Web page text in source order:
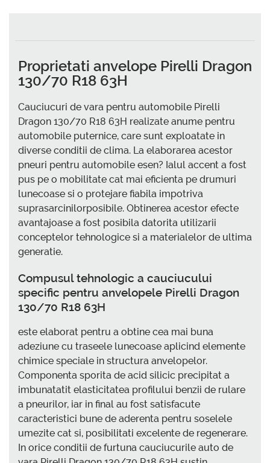
Proprietati anvelope Pirelli Dragon
130/70 R18 63H
Cauciucuri de vara pentru automobile Pirelli
Dragon 130/70 R18 63H realizate anume pentru
automobile puternice, care sunt exploatate in
diverse conditii de clima. La elaborarea acestor
pneuri pentru automobile esen? Ialul accent a fost
pus pe o mobilitate cat mai eficienta pe drumuri
lunecoase si o protejare fiabila impotriva
suprasarcinilorposibile. Obtinerea acestor efecte
avantajoase a fost posibila datorita utilizarii
conceptelor tehnologice si a materialelor de ultima
generatie.
Compusul tehnologic a cauciucului
specific pentru anvelopele Pirelli Dragon
130/70 R18 63H
este elaborat pentru a obtine cea mai buna
adeziune cu traseele lunecoase aplicind elemente
chimice speciale in structura anvelopelor.
Componenta sporita de acid silicic precipitat a
imbunatatit elasticitatea profilului benzii de rulare
a pneurilor, iar in final au fost satisfacute
caracteristici bune de aderenta pentru soselele
umezite cat si, posibilitati excelente de regenerare.
In orice conditii de furtuna cauciucurile auto de